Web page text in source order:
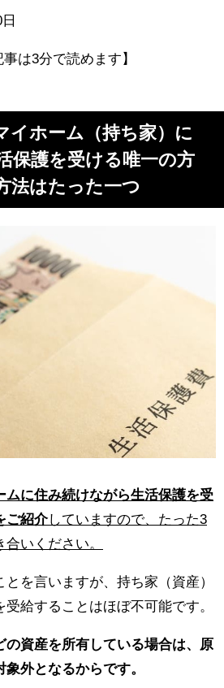
事は3分で読めます】
イホーム（持ち家）に
保護を受ける唯一の方
法はたった一つ
ムに住み続けながら生活保護を受
ご紹介していますので、たった3
いください。
を言いますが、持ち家（資産）
給することはほぼ不可能です。
の資産を所有している場合は、原
外となるからです。